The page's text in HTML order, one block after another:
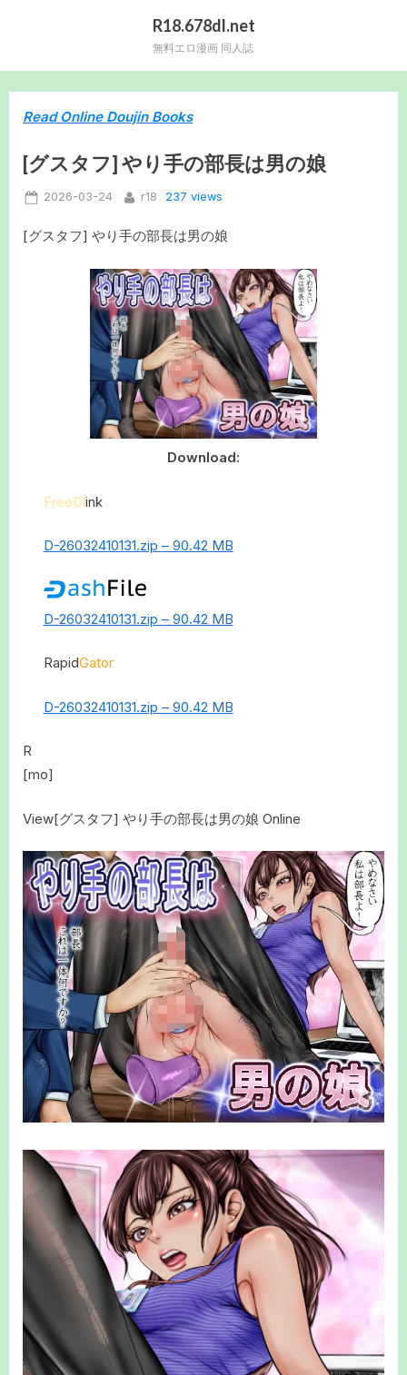
R18.678dl.net
無料エロ漫画 同人誌
Read Online Doujin Books
[グスタフ] やり手の部長は男の娘
Posted
2026-03-24 By
r18 237 views
[グスタフ] やり手の部長は男の娘
Download:
FreeDlink
D-26032410131.zip – 90.42 MB
D-26032410131.zip – 90.42 MB
RapidGator
D-26032410131.zip – 90.42 MB
R
[mo]
View[グスタフ] やり手の部長は男の娘 Online